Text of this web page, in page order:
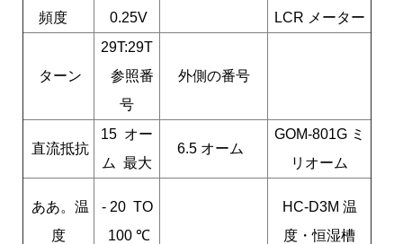
頻度
0.25V
LCR メーター
ターン
29T:29T
参照番
号
外側の番号
直流抵抗
15 オー
ム 最大
6.5 オーム
GOM-801G ミ
リオーム
ああ。温
度
- 20 TO
100 ℃
HC-D3M 温
度・恒湿槽